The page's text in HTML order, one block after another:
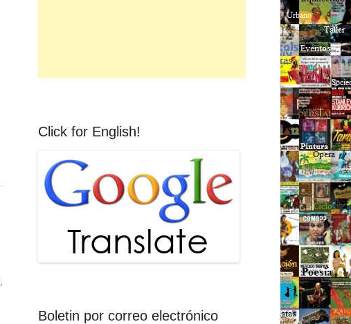
Click for English!
Boletin por correo electrónico